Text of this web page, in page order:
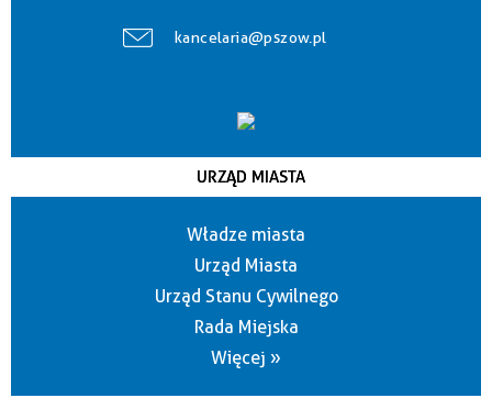
kancelaria@pszow.pl
URZĄD MIASTA
Władze miasta
Urząd Miasta
Urząd Stanu Cywilnego
Rada Miejska
Więcej »